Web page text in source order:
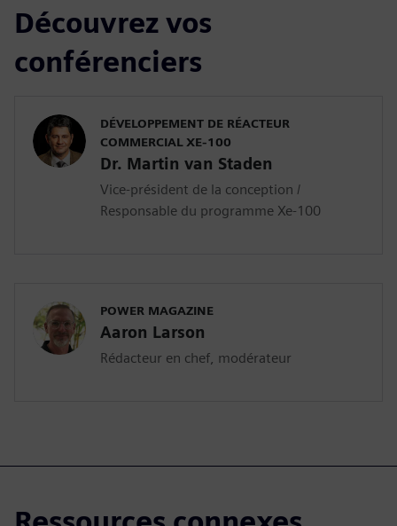
Découvrez vos
conférenciers
DÉVELOPPEMENT DE RÉACTEUR
COMMERCIAL XE-100
Dr. Martin van Staden
Vice-président de la conception /
Responsable du programme Xe-100
POWER MAGAZINE
Aaron Larson
Rédacteur en chef, modérateur